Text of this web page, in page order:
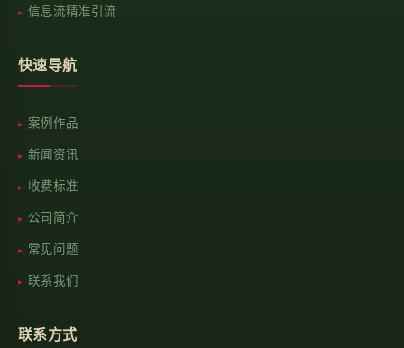
信息流精准引流
快速导航
案例作品
新闻资讯
收费标准
公司简介
常见问题
联系我们
联系方式